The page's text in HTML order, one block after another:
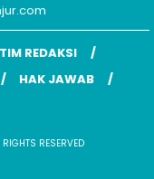
TIM REDAKSI
HAK JAWAB
RESERVED